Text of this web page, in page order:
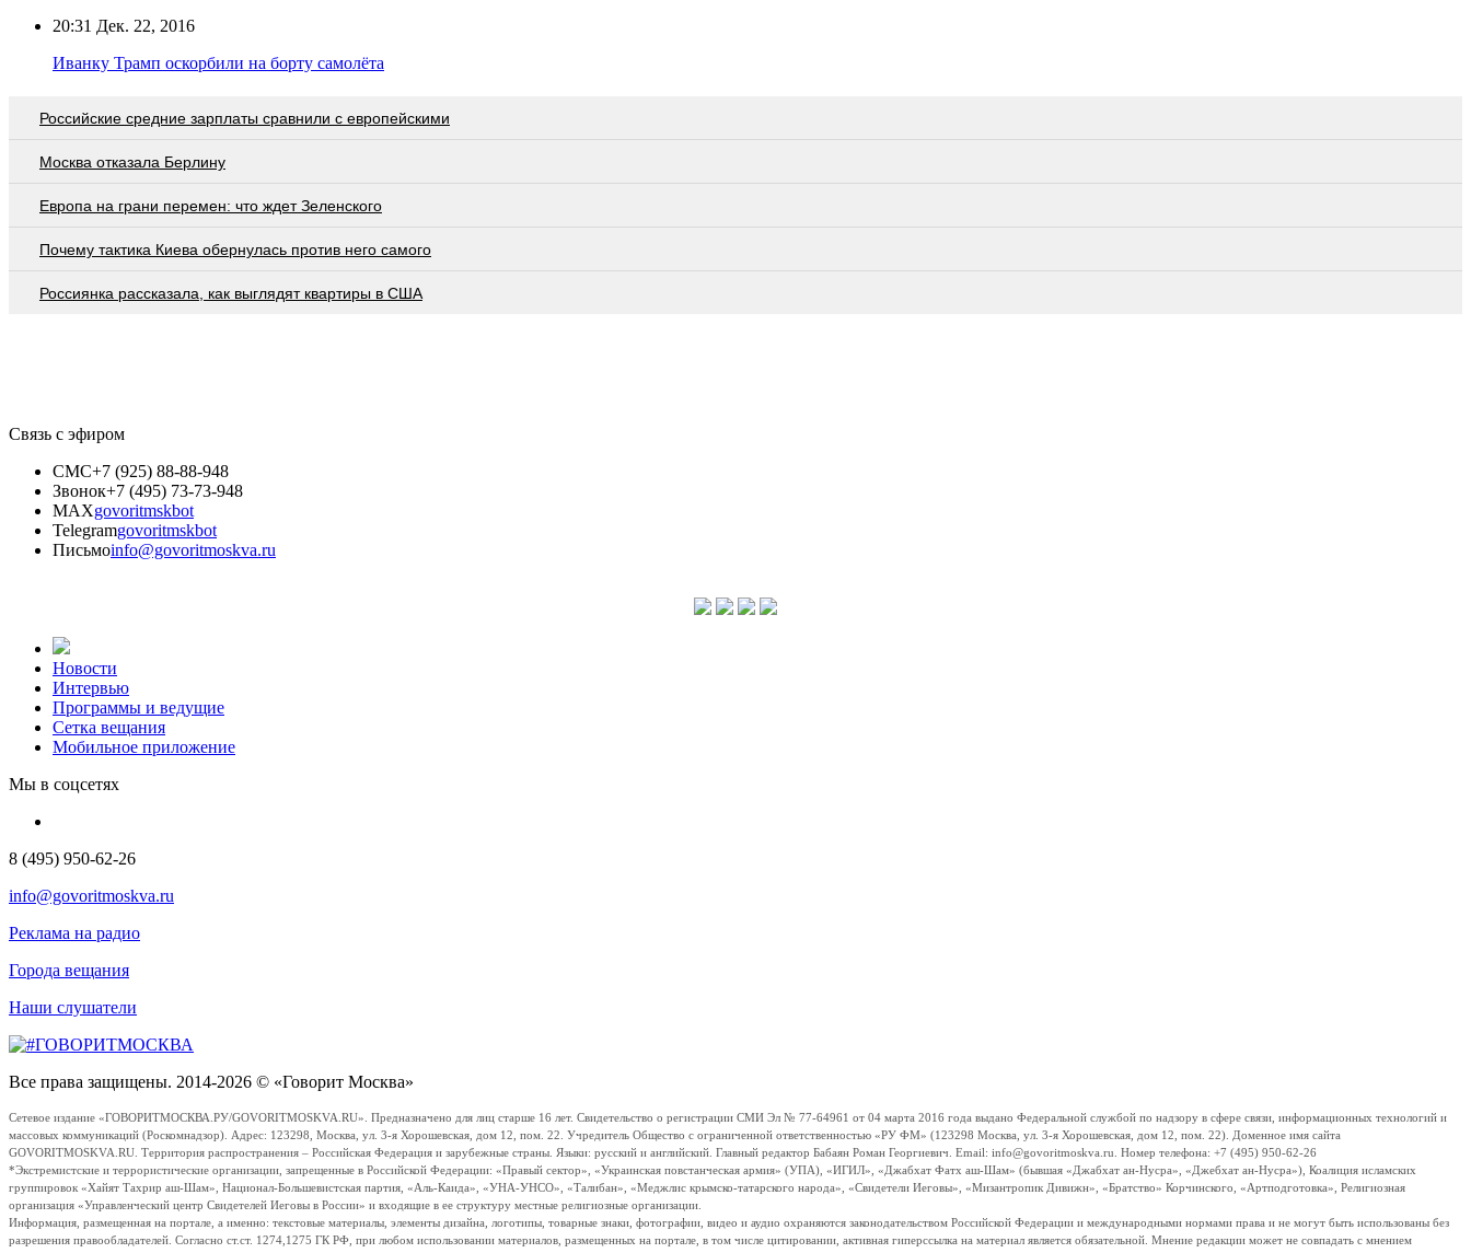
20:31 Дек. 22, 2016
Иванку Трамп оскорбили на борту самолёта
Российские средние зарплаты сравнили с европейскими
Москва отказала Берлину
Европа на грани перемен: что ждет Зеленского
Почему тактика Киева обернулась против него самого
Россиянка рассказала, как выглядят квартиры в США
Связь с эфиром
СМС+7 (925) 88-88-948
Звонок+7 (495) 73-73-948
MAXgovoritmskbot
Telegramgovoritmskbot
Письмоinfo@govoritmoskva.ru
Новости
Интервью
Программы и ведущие
Сетка вещания
Мобильное приложение
Мы в соцсетях
8 (495) 950-62-26
info@govoritmoskva.ru
Реклама на радио
Города вещания
Наши слушатели
Все права защищены. 2014-2026 © «Говорит Москва»
Сетевое издание «ГОВОРИТМОСКВА.РУ/GOVORITMOSKVA.RU». Предназначено для лиц старше 16 лет. Свидетельство о регистрации СМИ Эл № 77-64961 от 04 марта 2016 года выдано Федеральной службой по надзору в сфере связи, информационных технологий и
массовых коммуникаций (Роскомнадзор). Адрес: 123298, Москва, ул. 3-я Хорошевская, дом 12, пом. 22. Учредитель Общество с ограниченной ответственностью «РУ ФМ» (123298 Москва, ул. 3-я Хорошевская, дом 12, пом. 22). Доменное имя сайта
GOVORITMOSKVA.RU. Территория распространения – Российская Федерация и зарубежные страны. Языки: русский и английский. Главный редактор Бабаян Роман Георгиевич. Email: info@govoritmoskva.ru. Номер телефона: +7 (495) 950-62-26
*Экстремистские и террористические организации, запрещенные в Российской Федерации: «Правый сектор», «Украинская повстанческая армия» (УПА), «ИГИЛ», «Джабхат Фатх аш-Шам» (бывшая «Джабхат ан-Нусра», «Джебхат ан-Нусра»), Коалиция исламских
группировок «Хайят Тахрир аш-Шам», Национал-Большевистская партия, «Аль-Каида», «УНА-УНСО», «Талибан», «Меджлис крымско-татарского народа», «Свидетели Иеговы», «Мизантропик Дивижн», «Братство» Корчинского, «Артподготовка», Религиозная
организация «Управленческий центр Свидетелей Иеговы в России» и входящие в ее структуру местные религиозные организации.
Информация, размещенная на портале, а именно: текстовые материалы, элементы дизайна, логотипы, товарные знаки, фотографии, видео и аудио охраняются законодательством Российской Федерации и международными нормами права и не могут быть использованы без
разрешения правообладателей. Согласно ст.ст. 1274,1275 ГК РФ, при любом использовании материалов, размещенных на портале, в том числе цитировании, активная гиперссылка на материал является обязательной. Мнение редакции может не совпадать с мнением